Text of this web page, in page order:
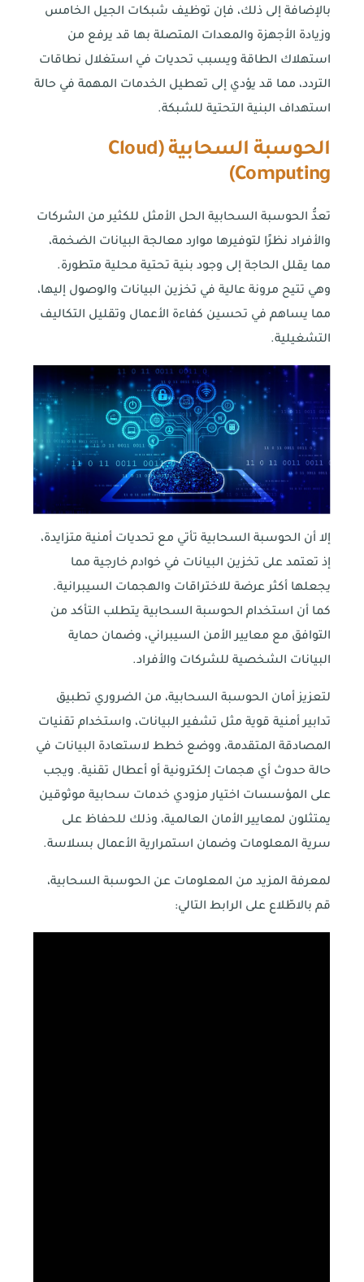
بالإضافة إلى ذلك، فإن توظيف شبكات الجيل الخامس
وزيادة الأجهزة والمعدات المتصلة بها قد يرفع من
استهلاك الطاقة ويسبب تحديات في استغلال نطاقات
التردد، مما قد يؤدي إلى تعطيل الخدمات المهمة في حالة
استهداف البنية التحتية للشبكة.
الحوسبة السحابية (Cloud
Computing
)
تعدُّ الحوسبة السحابية الحل الأمثل للكثير من الشركات
والأفراد نظرًا لتوفيرها موارد معالجة البيانات الضخمة،
مما يقلل الحاجة إلى وجود بنية تحتية محلية متطورة.
وهي تتيح مرونة عالية في تخزين البيانات والوصول إليها،
مما يساهم في تحسين كفاءة الأعمال وتقليل التكاليف
التشغيلية.
إلا أن الحوسبة السحابية تأتي مع تحديات أمنية متزايدة،
إذ تعتمد على تخزين البيانات في خوادم خارجية مما
يجعلها أكثر عرضة للاختراقات والهجمات السيبرانية.
كما أن استخدام الحوسبة السحابية يتطلب التأكد من
التوافق مع معايير الأمن السيبراني، وضمان حماية
البيانات الشخصية للشركات والأفراد.
لتعزيز أمان الحوسبة السحابية، من الضروري تطبيق
تدابير أمنية قوية مثل تشفير البيانات، واستخدام تقنيات
المصادقة المتقدمة، ووضع خطط لاستعادة البيانات في
حالة حدوث أي هجمات إلكترونية أو أعطال تقنية. ويجب
على المؤسسات اختيار مزودي خدمات سحابية موثوقين
يمتثلون لمعايير الأمان العالمية، وذلك للحفاظ على
سرية المعلومات وضمان استمرارية الأعمال بسلاسة.
لمعرفة المزيد من المعلومات عن الحوسبة السحابية،
قم بالاطّلاع على الرابط التالي: